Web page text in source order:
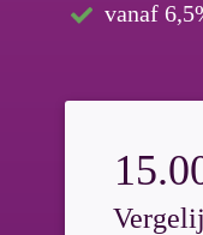
vanaf